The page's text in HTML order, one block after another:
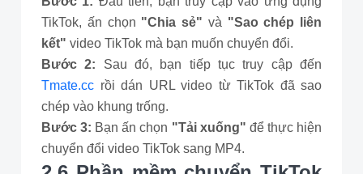
TikTok, ấn chọn "Chia sẻ" và "Sao chép liên
kết" video TikTok mà bạn muốn chuyển đổi.
Bước 2: Sau đó, bạn tiếp tục truy cập đến
Tmate.cc rồi dán URL video từ TikTok đã sao
chép vào khung trống.
Bước 3: Bạn ấn chọn "Tải xuống" để thực hiện
chuyển đổi video TikTok sang MP4.